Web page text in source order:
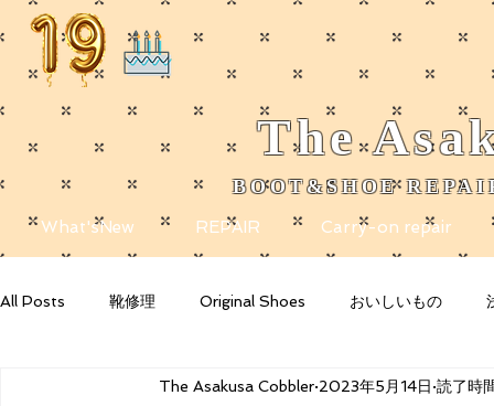
The
​BOOT&SHOE
What'sNew REPAIR Carry-on repair
All Posts 靴修理 Original Shoes おいしいもの
Your Community Blogging Tips
The Asakusa Cobbler 2023年5月14日 読了時